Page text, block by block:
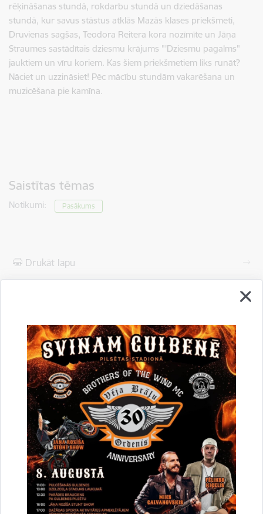
rēķināšanas stundā, rokdarbu stundā un dziedāšanas
stundā, kur savus stāstus atklās Mazās klases priekšmeti,
Druvienas sagšas, Teodora Reitera kora nozīmīte un Jāņa
Straumes sastādītais dziesmu krājums "'Dziesmu pagalms"
jauktiem un vīru koriem. Kas šiem priekšmetiem liks runāt?
Nāciet un uzzināsiet! Pēc mācību stundām vakarēšana un
muzicēšana pie kamīna.
Saistītas tēmas
Notikumi: Pasākums
Drukāt lapu
Vai šī informācija bija noderīga?